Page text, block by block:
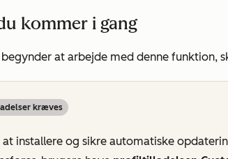
kommer i gang
begynder at arbejde med denne
kræves
at installere og sikre automatiske